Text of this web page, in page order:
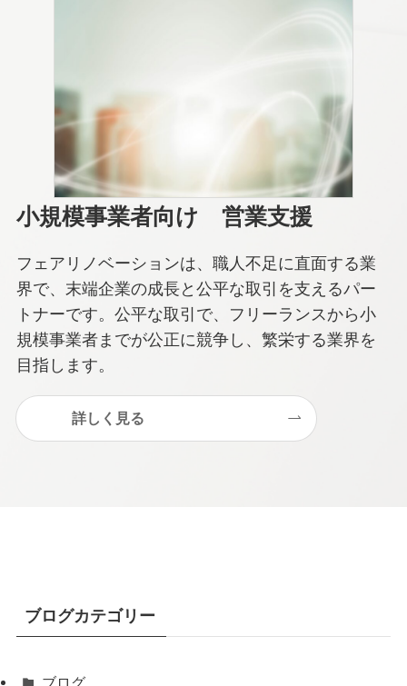
小規模事業者向け 営業支援
フェアリノベーションは、職人不足に直面する業
界で、末端企業の成長と公平な取引を支えるパー
トナーです。公平な取引で、フリーランスから小
規模事業者までが公正に競争し、繁栄する業界を
目指します。
詳しく見る
ブログカテゴリー
ブログ